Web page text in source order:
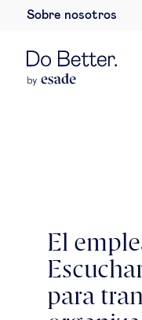
Sobre nosotros
El
para